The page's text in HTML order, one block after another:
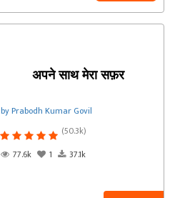
अपने साथ मेरा सफ़र
by Prabodh Kumar Govil
(50.3k)
77.6k
1 37.1k